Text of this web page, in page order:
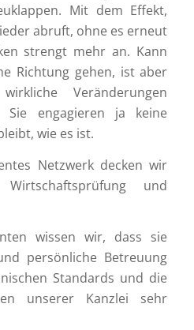
Mit dem Effekt,
abruft, ohne es erneut
strengt mehr an. Kann
Richtung gehen, ist aber
Veränderungen
Sie engagieren ja keine
wie es ist.
Netzwerk decken wir
und
wissen wir, dass sie
persönliche Betreuung
Standards und die
unserer Kanzlei sehr